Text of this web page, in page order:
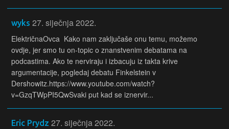
wyks 27. siječnja 2022.
ElektričnaOvca Kako nam zaključaše onu temu, možemo
ovdje, jer smo tu on-topic o znanstvenim debatama na
podcastima. Ako te nerviraju i izbacuju iz takta krive
argumentacije, pogledaj debatu Finkelstein v
Dershowitz.https://www.youtube.com/watch?
v=GzqTWpPI5QwSvaki put kad se iznervir...
Eric Prydz 27. siječnja 2022.